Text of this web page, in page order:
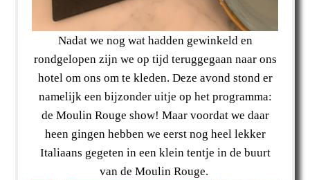
Nadat we nog wat hadden gewinkeld en
rondgelopen zijn we op tijd teruggegaan naar ons
hotel om ons om te kleden. Deze avond stond er
namelijk een bijzonder uitje op het programma:
de Moulin Rouge show! Maar voordat we daar
heen gingen hebben we eerst nog heel lekker
Italiaans gegeten in een klein tentje in de buurt
van de Moulin Rouge.